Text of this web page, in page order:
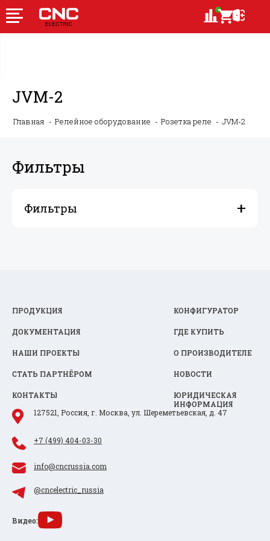
JVM-2
Главная Релейное оборудование Розетка реле JVM-2
Фильтры
Фильтры
ПРОДУКЦИЯ КОНФИГУРАТОР
ДОКУМЕНТАЦИЯ ГДЕ КУПИТЬ
НАШИ ПРОЕКТЫ О ПРОИЗВОДИТЕЛЕ
СТАТЬ ПАРТНЁРОМ НОВОСТИ
КОНТАКТЫ
ЮРИДИЧЕСКАЯ
ИНФОРМАЦИЯ
127521, Россия, г. Москва, ул. Шереметьевская, д. 47
+7 (499) 404-03-30
info@cncrussia.com
@cncelectric_russia
Видео: